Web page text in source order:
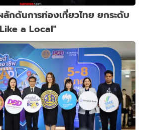
กดันการท่องเที่ยวไทย ยกระดับ
a Local"